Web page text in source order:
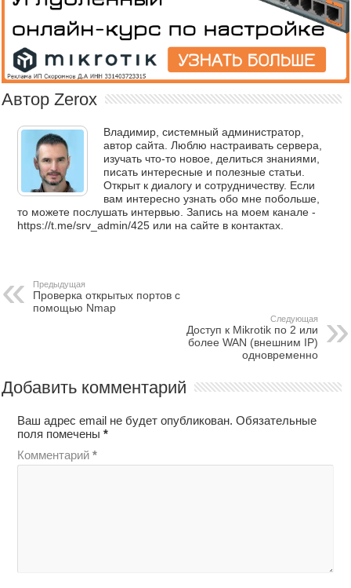
Автор Zerox
Владимир, системный администратор,
автор сайта. Люблю настраивать сервера,
изучать что-то новое, делиться знаниями,
писать интересные и полезные статьи.
Открыт к диалогу и сотрудничеству. Если
вам интересно узнать обо мне побольше,
то можете послушать интервью. Запись на моем канале -
https://t.me/srv_admin/425 или на сайте в контактах.
Предыдущая
Проверка открытых портов с
помощью Nmap
Следующая
Доступ к Mikrotik по 2 или
более WAN (внешним IP)
одновременно
Добавить комментарий
Ваш адрес email не будет опубликован. Обязательные
поля помечены*
Комментарий*